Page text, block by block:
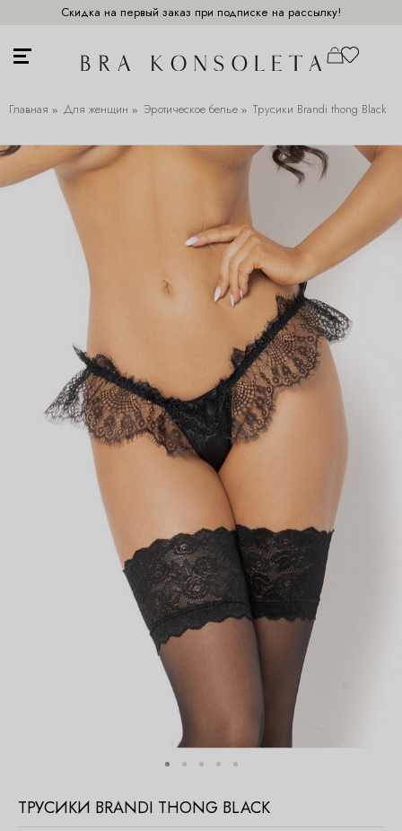
Скидка на первый заказ при подписке на рассылку!
Главная Для женщин Эротическое белье Трусики Brandi thong Black
ТРУСИКИ BRANDI THONG BLACK